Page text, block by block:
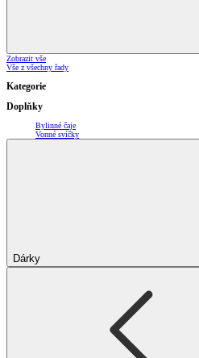
Zobrazit vše
Vše z všechny řady
Kategorie
Doplňky
Bylinné čaje
Vonné svíčky
Dárky